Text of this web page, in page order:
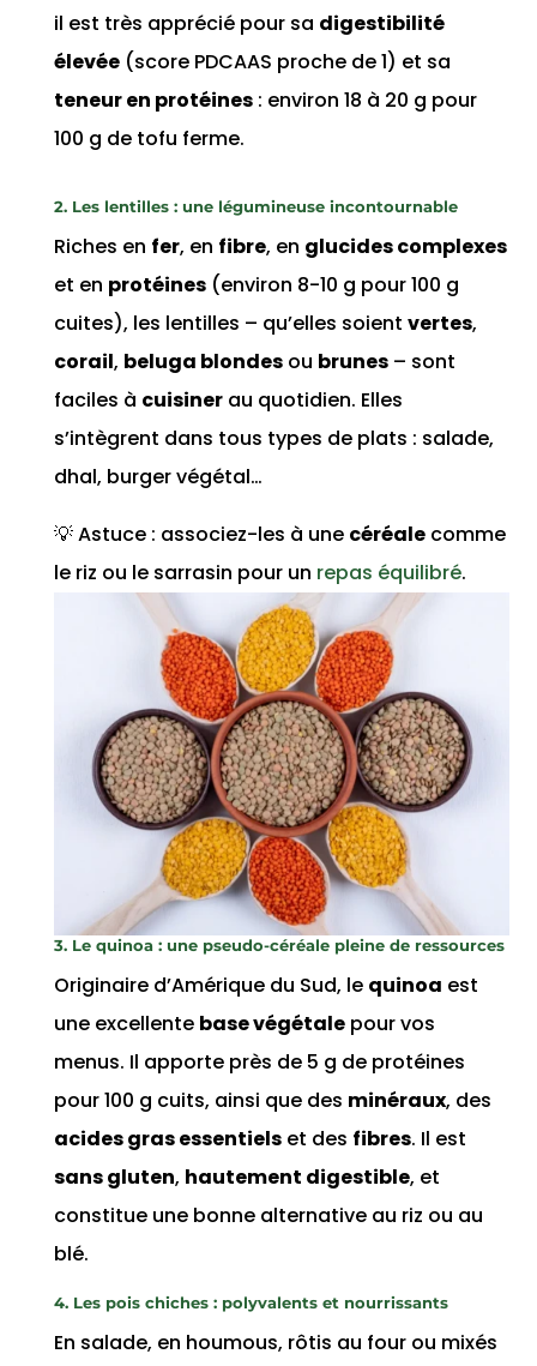
il est très apprécié pour sa digestibilité
élevée(score PDCAAS proche de 1) et sa
teneur en protéines: environ 18 à 20 g pour
100 g de tofu ferme.
2. Les lentilles : une légumineuse incontournable
Riches en fer, en fibre, en glucides complexes
et en protéines(environ 8-10 g pour 100 g
cuites), les lentilles – qu’elles soient vertes,
corail, beluga blondesou brunes– sont
faciles à cuisinerau quotidien. Elles
s’intègrent dans tous types de plats : salade,
dhal, burger végétal…
💡 Astuce : associez-les à une céréalecomme
le riz ou le sarrasin pour un repas équilibré.
3. Le quinoa : une pseudo-céréale pleine de ressources
Originaire d’Amérique du Sud, le quinoa est
une excellente base végétalepour vos
menus. Il apporte près de 5 g de protéines
pour 100 g cuits, ainsi que des minéraux, des
acides gras essentielset des fibres. Il est
sans gluten, hautement digestible, et
constitue une bonne alternative au riz ou au
blé.
4. Les pois chiches : polyvalents et nourrissants
En salade, en houmous, rôtis au four ou mixés